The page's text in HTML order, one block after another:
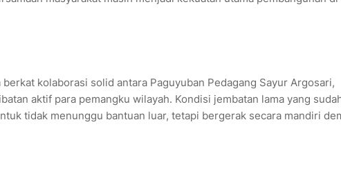
kolaborasi solid antara Paguyuban Pedagang Sayur Argosari,
aktif para pemangku wilayah. Kondisi jembatan lama yang
tidak menunggu bantuan luar, tetapi bergerak secara mandiri